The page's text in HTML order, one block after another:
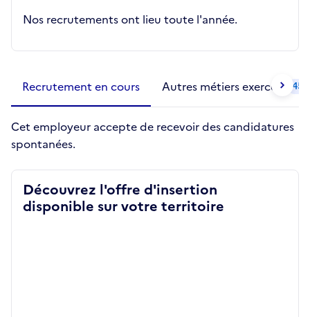
Nos recrutements ont lieu toute l'année.
Recrutement en cours Autres métiers exercés 45
Cet employeur accepte de recevoir des candidatures
spontanées.
Découvrez l'offre d'insertion
disponible sur votre territoire